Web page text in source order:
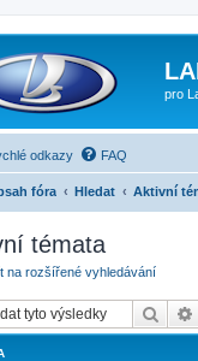
pro
odkazy FAQ
fóra Hledat Aktivní
témata
na rozšířené vyhledávání
Hledat